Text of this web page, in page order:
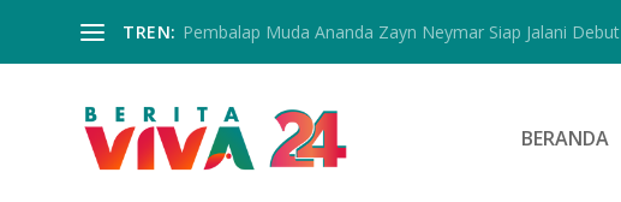
TREN: Pembalap Muda Ananda Zayn Neymar Siap Jalani Debut
BERANDA